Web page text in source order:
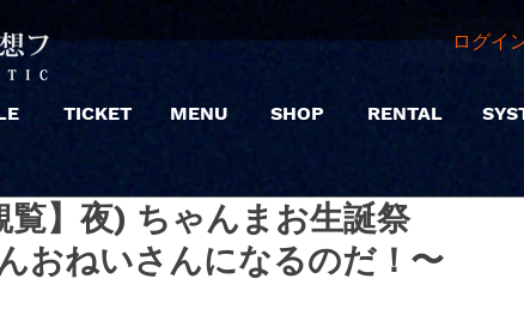
TICKET MENU SHOP
ログイ
RENTAL
】夜) ちゃんまお生誕祭
おねいさんになるのだ！〜